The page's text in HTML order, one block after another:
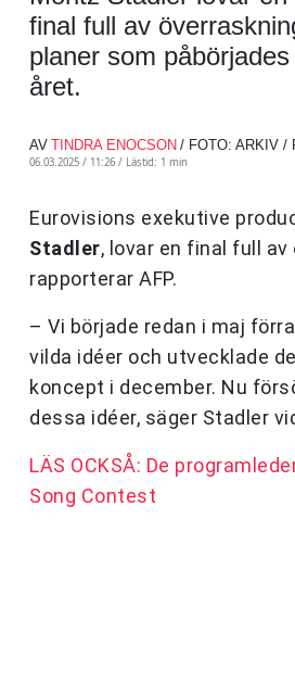
final full av
planer som
året.
AV TINDRA ENOCSON / FOTO: ARKIV /
06.03.2025 / 11:26 / Lästid: 1 min
Eurovisions exekutive
Stadler, lovar en final full av
rapporterar AFP.
– Vi började redan i maj
vilda idéer och utvecklade
koncept i december. Nu
dessa idéer, säger Stadler
LÄS OCKSÅ: De
Song Contest